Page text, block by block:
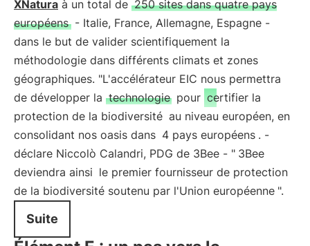
XNatura à un total de 250 sites dans quatre pays
européens - Italie, France, Allemagne, Espagne -
dans le but de valider scientifiquement la
méthodologie dans différents climats et zones
géographiques. "L'accélérateur EIC nous permettra
de développer la technologie pour certifier la
protection de la biodiversité au niveau européen, en
consolidant nos oasis dans 4 pays européens . -
déclare Niccolò Calandri, PDG de 3Bee - " 3Bee
deviendra ainsi le premier fournisseur de protection
de la biodiversité soutenu par l'Union européenne ".
Suite